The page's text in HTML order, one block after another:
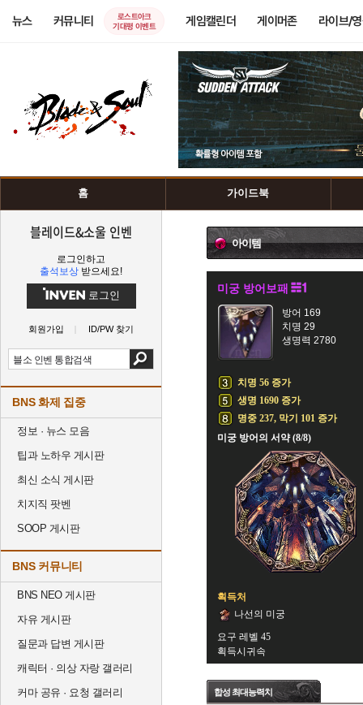
뉴스 커뮤니티
로스트아크
기대평 이벤트
게임캘린더 게이머존 라이브/
홈 가이드북
블레이드&소울 인벤
로그인하고
출석보상 받으세요!
로그인
회원가입 ID/PW 찾기
BNS 화제 집중
정보 · 뉴스 모음
팁과 노하우 게시판
최신 소식 게시판
치지직 팟벤
SOOP 게시판
BNS 커뮤니티
BNS NEO 게시판
자유 게시판
질문과 답변 게시판
캐릭터 · 의상 자랑 갤러리
커마 공유 · 요청 갤러리
아이템
미궁 방어보패
방어 169
치명 29
생명력 2780
치명 56 증가
생명 1690 증가
명중 237, 막기 101 증가
미궁 방어의 서약 (8/8)
획득처
나선의 미궁
요구 레벨 45
획득시귀속
합성 최대능력치